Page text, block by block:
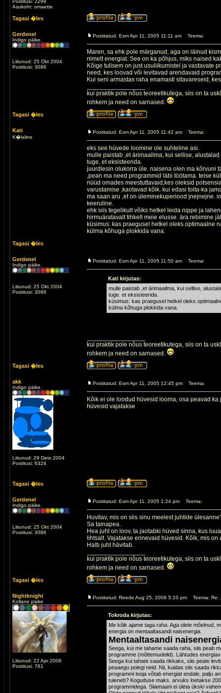
Postitusi: 2299
Asukoht: omaette
Tagasi �les
Gerdenel
Indigo päike.
Liitunud: 25 Okt 2004
Postitusi: 3086
Postitatud: Esm Apr 11, 2005 11:11 am Teema:
Maren, sa ehk pole märganud, aga on läinud
nimelt energiat. See on ka põhjus, miks naised
Kõige tulisem on just usuliikumistel ja vastavate
need, kes loovad või levitavad arendavaid
Kui seni armastas raha enamasti sitavareseid,
kui praktik pole nõus teoreetikutega, siis on ta
rohkem ja need on sarnased.
Tagasi �les
Kati
K�laline
Postitatud: Esm Apr 11, 2005 11:42 am Teema:
eks see hüvede loomine ole suhteline asi.
mulle paistab ,et ärimaailma, kui sellise,
tuge. et eksisteerida.
juurdlesin olukorra üle. naisena olen ma kõrvuni
,pean ma need programmid läbi töötama. teise
nüüd omades meestuttavaid,kes oleksid
varustamise ,kaotavad kõik. kui edasi toita-ka
ma saan aru ,et on üleminekuperiood jnejnejne.
keeruline.
ehk siis tegelikult võiks hetkel leida nippe ja
hirmuäratavalt tihkelt meie elusse. ära rebimine
küsimus: kas praegusel hetkel oleks optimaalne
külma kõhuga plokkida vana.
Tagasi �les
Gerdenel
Indigo päike.
Liitunud: 25 Okt 2004
Postitusi: 3086
Postitatud: Esm Apr 11, 2005 11:50 am Teema:
Kati kirjutas:
mulle paistab ,et ärimaailma, kui sellise,
tuge. et eksisteerida.
küsimus: kas praegusel hetkel oleks
külma kõhuga plokkida vana.
kui praktik pole nõus teoreetikutega, siis on ta
rohkem ja need on sarnased.
Tagasi �les
akk
Indigo päike.
Liitunud: 29 Dets 2004
Postitusi: 6324
Postitatud: Esm Apr 11, 2005 12:45 pm Teema:
Kõik ei ole loodud hüvesid looma, osa peavad
hüvesid vajatakse
Tagasi �les
Gerdenel
Indigo päike.
Liitunud: 25 Okt 2004
Postitusi: 3086
Postitatud: Esm Apr 11, 2005 1:24 pm Teema:
Huvitav, mis on siis sinu meelest juhtide
Sa tainapea.
Hea juht on loov, ta jaotabki hüved sinna, kus
lihtsalt. Vajatakse erinevaid hüvesid. Kõik, mis
Halb juht hävitab.
kui praktik pole nõus teoreetikutega, siis on ta
rohkem ja need on sarnased.
Tagasi �les
Nightknight
Kollane päike
Liitunud: 22 Apr 2006
Postitusi: 781
Postitatud: Reede Aug 25, 2006 5:10 pm Teema: Re:
Tokroda kirjutas:
Me kõik ajame taga raha. Aga olete mõelnud,
energia on mentaaltasandi naisenergia.
Mentaaltasandi
Seega, kui me tahame saada raha, siis peab
programme (mõttemudelid). Lähtudes
Seega kui tahate saada rikkaks, siis peate
peaaegu polegi neid. Nii, kuidas siis saada
programmi looja võtab energiat endale, palju
tuleneb? Koguduse maks. arvuks loetakse
programmidega. Siiamaani ei ületa ükski